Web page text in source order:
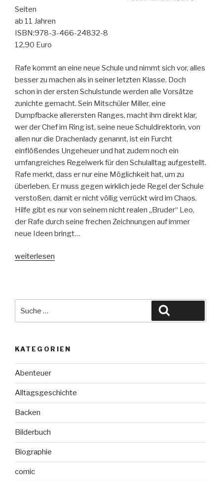
Seiten
ab 11 Jahren
ISBN:978-3-466-24832-8
12,90 Euro
Rafe kommt an eine neue Schule und nimmt sich vor, alles
besser zu machen als in seiner letzten Klasse. Doch
schon in der ersten Schulstunde werden alle Vorsätze
zunichte gemacht. Sein Mitschüler Miller, eine
Dumpfbacke allerersten Ranges, macht ihm direkt klar,
wer der Chef im Ring ist, seine neue Schuldirektorin, von
allen nur die Drachenlady genannt, ist ein Furcht
einflößendes Ungeheuer und hat zudem noch ein
umfangreiches Regelwerk für den Schulalltag aufgestellt.
Rafe merkt, dass er nur eine Möglichkeit hat, um zu
überleben. Er muss gegen wirklich jede Regel der Schule
verstoßen, damit er nicht völlig verrückt wird im Chaos.
Hilfe gibt es nur von seinem nicht realen „Bruder“ Leo,
der Rafe durch seine frechen Zeichnungen auf immer
neue Ideen bringt…
„School
schlimmsten
Jahre
weiterlesen
nach:
KATEGORIEN
Abenteuer
Alltagsgeschichte
Backen
Bilderbuch
Biographie
comic